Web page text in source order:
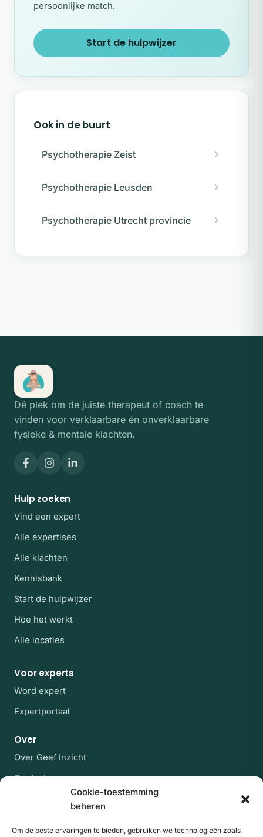
Cookie-toestemming
beheren
Om de beste ervaringen te bieden, gebruiken we technologieën zoals
persoonlijke match.
Start de hulpwijzer
Ook in de buurt
Psychotherapie Zeist
Psychotherapie Leusden
Psychotherapie Utrecht provincie
Dé plek om de juiste therapeut of coach te
vinden voor verklaarbare én onverklaarbare
fysieke & mentale klachten.
Hulp zoeken
Vind een expert
Alle expertises
Alle klachten
Kennisbank
Start de hulpwijzer
Hoe het werkt
Alle locaties
Voor experts
Word expert
Expertportaal
Over
Over Geef Inzicht
Contact
Veelgestelde vragen
Blijf op de hoogte